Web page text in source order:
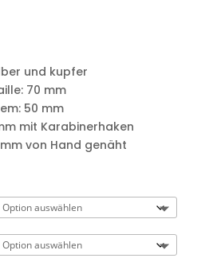
und kupfer
70 mm
50 mm
mit Karabinerhaken
von Hand genäht